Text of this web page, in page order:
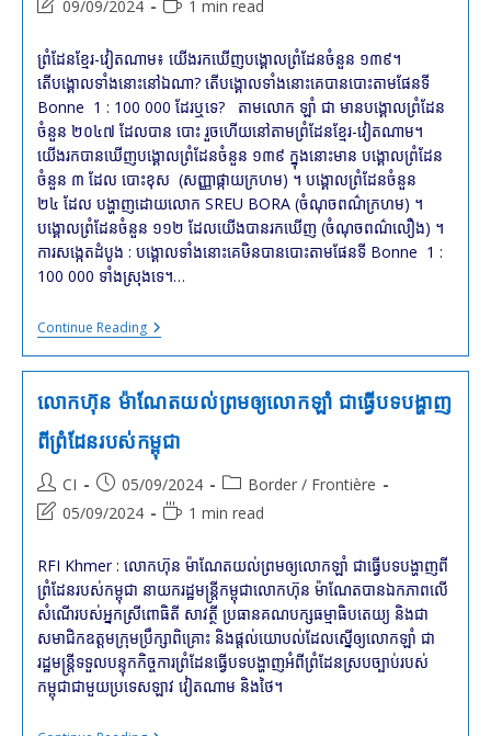
Post
modified:
09/09/2024
Reading1 min read
ព្រំដែនខ្មែរ-វៀតណាម៖ យើងរកឃើញបង្គោលព្រំដែនចំនួន ១៣៩។
តើបង្គោលទាំងនោះនៅឯណា? តើបង្គោលទាំងនោះគេបានបោះតាមផែនទី
Bonne 1 : 100 000 ដែរឬទេ? តាម​លោក ឡាំ ជា មានបង្គោលព្រំដែន
ចំនួន ២០៤៧ ដែលបាន​ បោះ រួច​ហើយ​នៅ​តាម​ព្រំដែន​ខ្មែរ-វៀតណាម។
យើងរកបានឃើញបង្គោលព្រំដែនចំនួន ១៣៩ ក្នុងនោះមាន បង្គោលព្រំដែន
ចំនួន ៣ ដែល បោះខុស (សញ្ញាផ្កាយក្រហម) ។ បង្គោលព្រំដែនចំនួន
២៤ ដែល បង្ហាញដោយលោក SREU BORA (ចំណុចពណ៌ក្រហម) ។
បង្គោលព្រំដែនចំនួន ១១២ ដែលយើងបានរកឃើញ (ចំណុចពណ៌លឿង) ។
ការសង្កេតដំបូង : បង្គោលទាំងនោះគេឞិនបានបោះតាមផែនទី Bonne 1 :
100 000 ទាំងស្រុងទេ។…
Continue Readingបញ្ហា
ព្រំដែន
កម្ពុជា
:
យើងរក
ឃើញ
បង្គោល
ព្រំដែន
ចំនួន
១៣៩
តើបង្គោល
នោះ
នៅឯណា?
Frontière
Khméro-
Vietnamienne
:
139
Bornes
Identifiées.
Sont
លោកហ៊ុន ម៉ាណែតយល់ព្រមឲ្យលោកឡាំ ជាធ្វើបទបង្ហាញ
ពីព្រំដែនរបស់កម្ពុជា
Post
author:
CI
Post
published:
05/09/2024
Post
category:
Border / Frontière
Post
modified:
05/09/2024
Reading1 min read
RFI Khmer : លោកហ៊ុន ម៉ាណែតយល់ព្រមឲ្យលោកឡាំ ជាធ្វើបទបង្ហាញពី
ព្រំដែនរបស់កម្ពុជា នាយករដ្ឋមន្រ្តីកម្ពុជាលោកហ៊ុន ម៉ាណែតបានឯកភាពលើ
សំណើរបស់អ្នកស្រីពោធិតី សាវត្ថី ប្រធានគណបក្សធម្មាធិបតេយ្យ និងជា
សមាជិកឧត្តមក្រុមប្រឹក្សាពិគ្រោះ និងផ្តល់យោបល់ដែលស្នើឲ្យលោកឡាំ ជា
រដ្ឋមន្រ្តីទទួលបន្ទុកកិច្ចការព្រំដែនធ្វើបទបង្ហាញអំពីព្រំដែនស្របច្បាប់របស់
កម្ពុជាជាមួយប្រទេសឡាវ វៀតណាម និងថៃ។